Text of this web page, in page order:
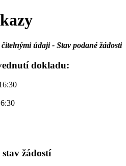
údaji - Stav podané žádosti
dokladu:
žádostí